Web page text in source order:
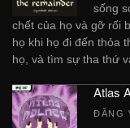
sống
chết của họ và gỡ rối
họ khi họ đi đến thỏa
họ, và tìm sự tha thứ
Atlas
ĐĂNG